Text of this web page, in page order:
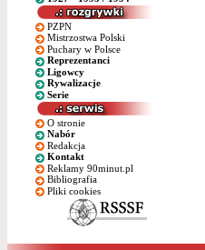
PZPN
Mistrzostwa Polski
Puchary w Polsce
Reprezentanci
Ligowcy
Rywalizacje
Serie
O stronie
Nabór
Redakcja
Kontakt
Reklamy 90minut.pl
Bibliografia
Pliki cookies